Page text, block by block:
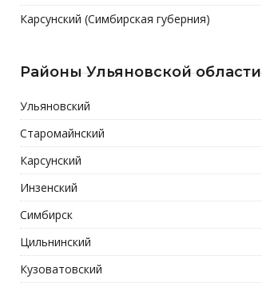
Карсунский (Симбирская губерния)
Районы Ульяновской области
Ульяновский
Старомайнский
Карсунский
Инзенский
Симбирск
Цильнинский
Кузоватовский